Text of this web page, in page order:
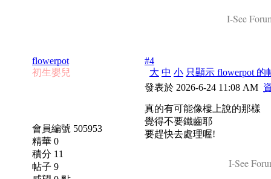
I-See
flowerpot
初生嬰兒
會員編號 505953
精華 0
積分 11
帖子 9
#4
大 中 小 只顯示 flowerpot 的
發表於 2026-6-24 11:08 AM
真的有可能像樓上說的那樣
覺得不要鐵齒耶
要趕快去處理喔!
I-See